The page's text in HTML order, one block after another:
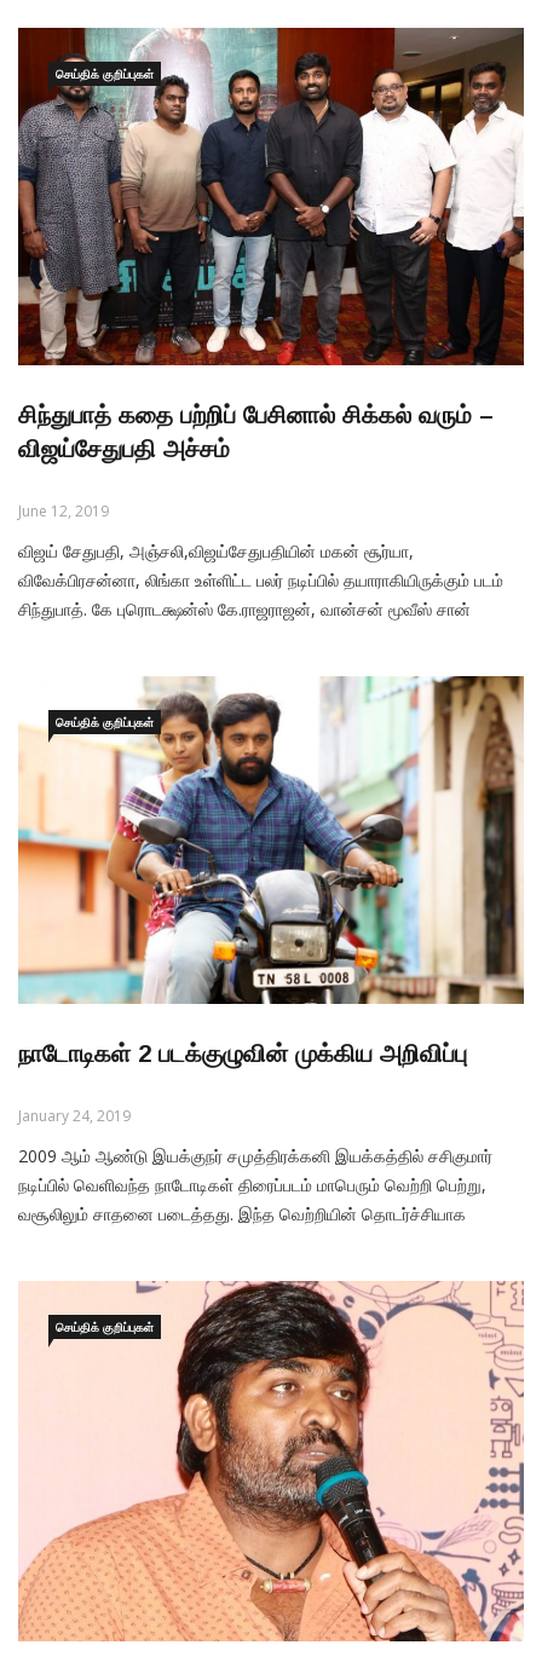
Productions & Vansan Movies. Muzik
செய்திக் குறிப்புகள்
சிந்துபாத் கதை பற்றிப் பேசினால் சிக்கல் வரும் –
விஜய்சேதுபதி அச்சம்
June 12, 2019
விஜய் சேதுபதி, அஞ்சலி,விஜய்சேதுபதியின் மகன் சூர்யா,
விவேக்பிரசன்னா, லிங்கா உள்ளிட்ட பலர் நடிப்பில் தயாராகியிருக்கும் படம்
சிந்துபாத். கே புரொடக்ஷன்ஸ் கே.ராஜராஜன், வான்சன் மூவீஸ் சான்
இயக்கியிருக்கிறார். யுவன் சங்கர் ராஜா இசை அமைப்பில் தயாரான
‘சிந்துபாத்’செய்திக் குறிப்புகள்
நாடோடிகள் 2 படக்குழுவின் முக்கிய அறிவிப்பு
January 24, 2019
2009 ஆம் ஆண்டு இயக்குநர் சமுத்திரக்கனி இயக்கத்தில் சசிகுமார்
நடிப்பில் வெளிவந்த நாடோடிகள் திரைப்படம் மாபெரும் வெற்றி பெற்று,
வசூலிலும் சாதனை படைத்தது. இந்த வெற்றியின் தொடர்ச்சியாக
இயக்கும் இப்படத்தில் சசிகுமார் – அஞ்சலி
செய்திக் குறிப்புகள்